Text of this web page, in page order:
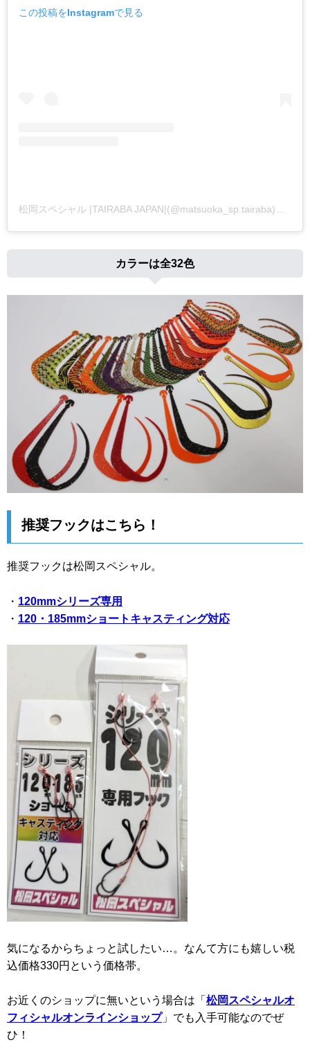
この投稿をInstagramで見る
カラーは全32色
推奨フックはこちら！
推奨フックは松岡スペシャル。
・ 120mmシリーズ専用
・ 120・185mmショートキャスティング対応
気になるからちょっと試したい…。なんて方にも嬉しい税
込価格330円という価格帯。
お近くのショップに無いという場合は「 松岡スペシャルオ
フィシャルオンラインショップ」でも入手可能なのでぜ
ひ！